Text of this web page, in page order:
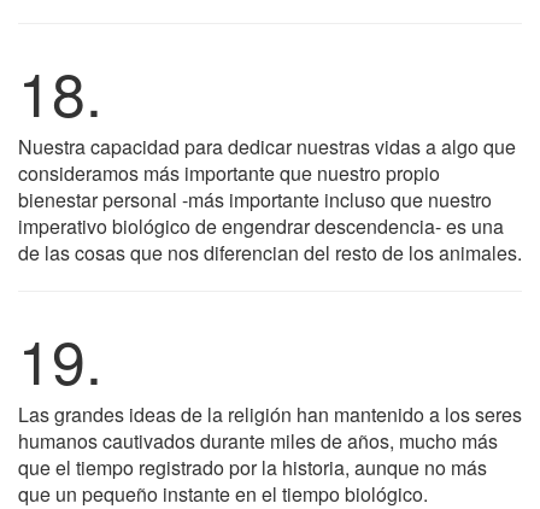
18.
Nuestra capacidad para dedicar nuestras vidas a algo que
consideramos más importante que nuestro propio
bienestar personal -más importante incluso que nuestro
imperativo biológico de engendrar descendencia- es una
de las cosas que nos diferencian del resto de los animales.
19.
Las grandes ideas de la religión han mantenido a los seres
humanos cautivados durante miles de años, mucho más
que el tiempo registrado por la historia, aunque no más
que un pequeño instante en el tiempo biológico.